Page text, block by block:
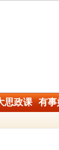
思政课 有事